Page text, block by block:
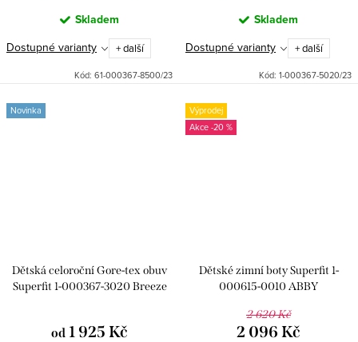
Skladem
Dostupné varianty + další
Kód: 61-000367-8500/23
Skladem
Dostupné varianty + další
Kód: 1-000367-5020/23
Novinka
Dětská celoroční Gore-tex obuv
Superfit 1-000367-3020 Breeze
od 1 925 Kč
Výprodej
-20 %
Dětské zimní boty Superfit 1-
000615-0010 ABBY
2 620 Kč
2 096 Kč